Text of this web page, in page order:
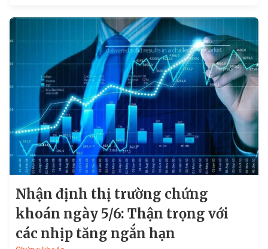
Nhận định thị trường chứng
khoán ngày 5/6: Thận trọng với
các nhịp tăng ngắn hạn